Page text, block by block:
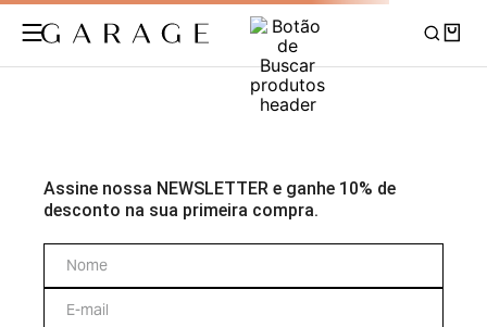
Assine nossa NEWSLETTER e ganhe 10% de
desconto na sua primeira compra.